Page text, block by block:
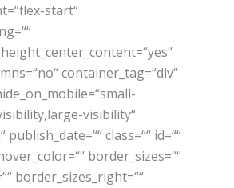
start“
container_tag=“div“
visibility“
class=““ id=““
border_sizes=““
border_sizes_right=““